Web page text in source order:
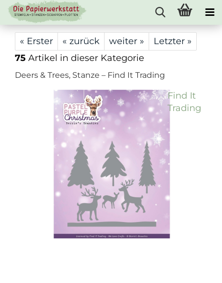
« Erster « zurück weiter »
Letzter »
75 Artikel in dieser Kategorie
Deers & Trees, Stanze – Find It Trading
Find It
Trading